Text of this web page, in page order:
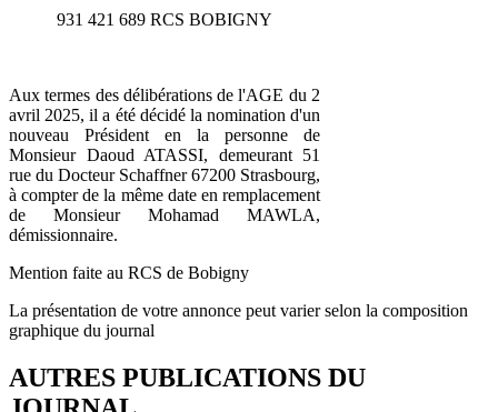
931 421 689 RCS BOBIGNY
Aux termes des délibérations de l'AGE du 2
avril 2025, il a été décidé la nomination d'un
nouveau Président en la personne de
Monsieur Daoud ATASSI, demeurant 51
rue du Docteur Schaffner 67200 Strasbourg,
à compter de la même date en remplacement
de Monsieur Mohamad MAWLA,
démissionnaire.
Mention faite au RCS de Bobigny
La présentation de votre annonce peut varier selon la composition
graphique du journal
AUTRES PUBLICATIONS DU